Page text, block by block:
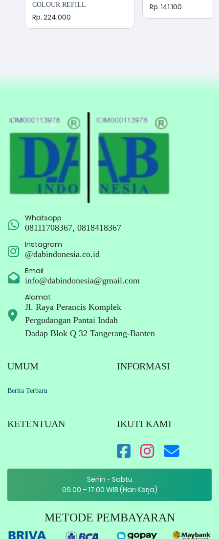
COLOUR REFILL
Rp. 224.000
Rp. 141.100
Whatsapp
08111708367, 0818418367
Instagram
@dabindonesia.co.id
Email
info@dabindonesia@gmail.com
Alamat
Jl. Raya Perancis Komplek
Pergudangan Pantai Indah
Dadap Blok Q 32 Tangerang-Banten
UMUM
Berita Terbaru
INFORMASI
KETENTUAN IKUTI KAMI
Senin - Sabtu
09.00 – 17.00 WIB (Hari Kerja)
METODE PEMBAYARAN